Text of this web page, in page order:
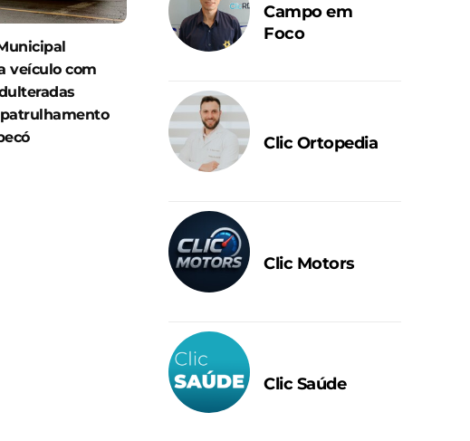
veículo com
Campo em
Foco
Clic Ortopedia
Clic Motors
Clic Saúde